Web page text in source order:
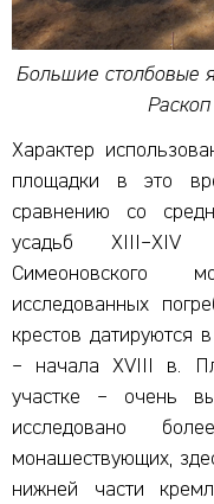
Большие столбовые
Характер
площадки в это
сравнению со
усадьб XIII–XIV
Симеоновского
исследованных
крестов датируются
– начала XVIII в.
участке – очень
исследовано
монашествующих,
нижней части